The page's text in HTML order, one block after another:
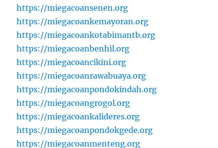
https://miegacoansenen.org
https://miegacoankemayoran.org
https://miegacoankotabimantb.org
https://miegacoanbenhil.org
https://miegacoancikini.org
https://miegacoanrawabuaya.org
https://miegacoanpondokindah.org
https://miegacoangrogol.org
https://miegacoankalideres.org
https://miegacoanpondokgede.org
https://miegacoanmenteng.org